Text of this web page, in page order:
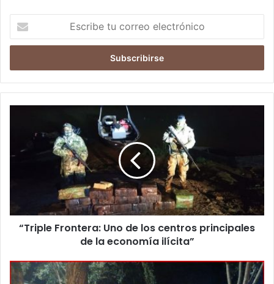
c
i
b
t
“Triple Frontera: Uno de los centros principales
de la economía ilícita”